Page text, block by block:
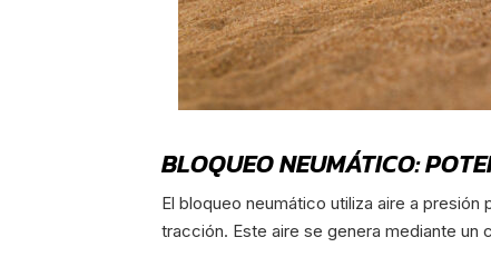
BLOQUEO NEUMÁTICO:
El bloqueo neumático utiliza aire a
tracción. Este aire se genera mediante un